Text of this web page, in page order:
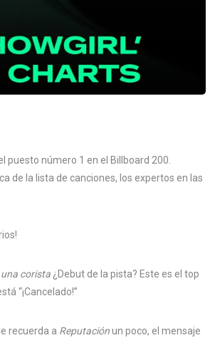
puesto número 1 en el Billboard 200.
de la lista de canciones, los expertos en las
corista ¿Debut de la pista? Este es el top
“¡Cancelado!”
recuerda a Reputaciónun poco, el mensaje